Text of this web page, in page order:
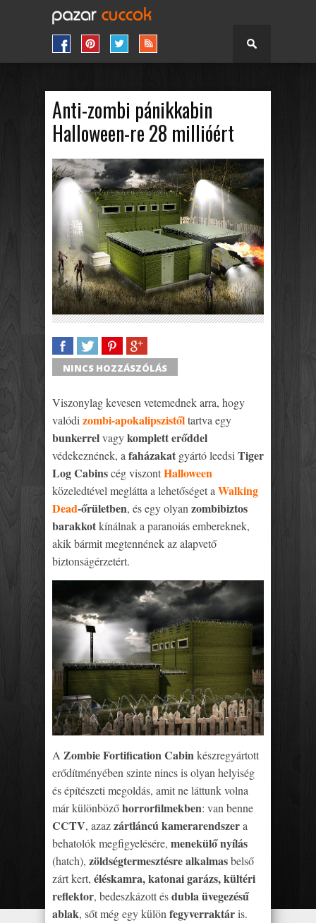
Anti-zombi pánikkabin
Halloween-re 28 millióért
SHARETWEETSHARESHARE
NINCS HOZZÁSZÓLÁS
Viszonylag kevesen vetemednek arra, hogy
valódi zombi-apokalipszistőltartva egy
bunkerrelvagykomplett erőddel
védekeznének, a faházakat gyártó leedsi Tiger
Log Cabinscég viszontHalloween
közeledtével meglátta a lehetőséget a Walking
Dead-őrületben, és egy olyan zombibiztos
barakkotkínálnak a paranoiás embereknek,
akik bármit megtennének az alapvető
biztonságérzetért.
A Zombie Fortification Cabinkészregyártott
erődítményében szinte nincs is olyan helyiség
és építészeti megoldás, amit ne láttunk volna
már különbözőhorrorfilmekben: van benne
CCTV, azazzártláncú kamerarendszera
behatolók megfigyelésére, menekülő nyílás
(hatch), zöldségtermesztésre alkalmasbelső
zárt kert, éléskamra, katonai garázs, kültéri
reflektor, bedeszkázott ésdubla üvegezésű
ablak, sőt még egy különfegyverraktáris.